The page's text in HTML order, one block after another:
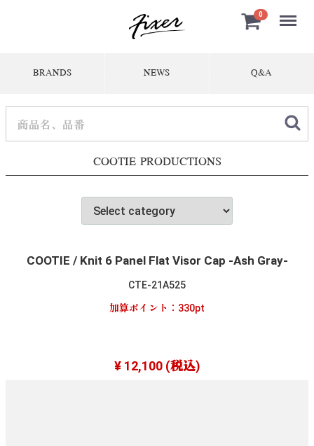
0 Menu
BRANDS NEWS Q&A
COOTIE PRODUCTIONS
COOTIE / Knit 6 Panel Flat Visor Cap -Ash Gray-
CTE-21A525
加算ポイント： 330pt
¥ 12,100(税込)